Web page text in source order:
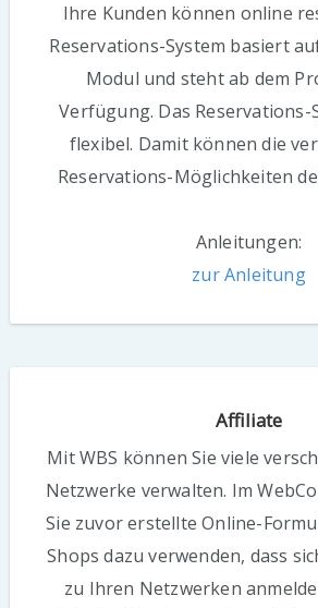
Ihre Kunden können online
Reservations-System basiert
Modul und steht ab dem
Verfügung. Das Reservations-
flexibel. Damit können die
Reservations-Möglichkeiten
Anleitungen:
zur Anleitung
Affiliate
Mit WBS können Sie viele
Netzwerke verwalten. Im
Sie zuvor erstellte Online-
Shops dazu verwenden, dass
zu Ihren Netzwerken